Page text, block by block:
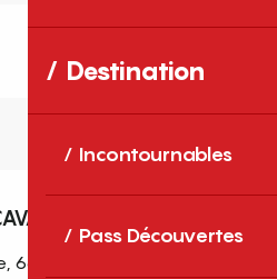
Destination
Incontournables
Pass Découvertes
66360 Mantet